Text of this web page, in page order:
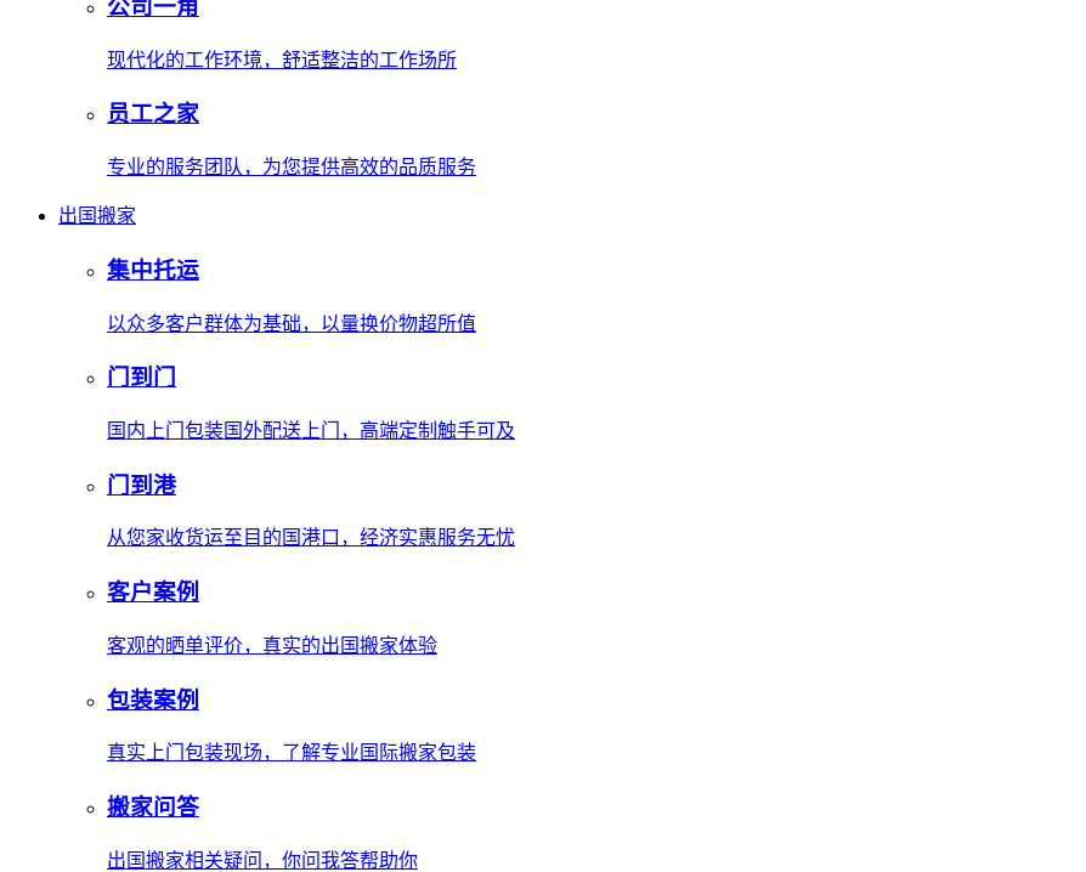
公司一角
现代化的工作环境，舒适整洁的工作场所
员工之家
专业的服务团队，为您提供高效的品质服务
出国搬家
集中托运
以众多客户群体为基础，以量换价物超所值
门到门
国内上门包装国外配送上门，高端定制触手可及
门到港
从您家收货运至目的国港口，经济实惠服务无忧
客户案例
客观的晒单评价，真实的出国搬家体验
包装案例
真实上门包装现场，了解专业国际搬家包装
搬家问答
出国搬家相关疑问，你问我答帮助你